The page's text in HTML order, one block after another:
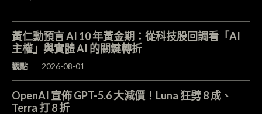
黃仁勳預言 AI 10 年黃金期：從科技股回調看「AI
主權」與實體 AI 的關鍵轉折
觀點 2026-08-01
OpenAI 宣佈 GPT-5.6 大減價！Luna 狂劈 8 成、
Terra 打 8 折